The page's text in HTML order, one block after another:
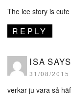
The ice story is cute
REPLY
ISA
31/08/2015
verkar ju vara så